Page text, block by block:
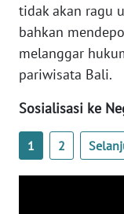
tidak akan ragu
bahkan
melanggar
pariwisata Bali.
Sosialisasi ke
1 2
SULTRA
WN
WN
SULTENG